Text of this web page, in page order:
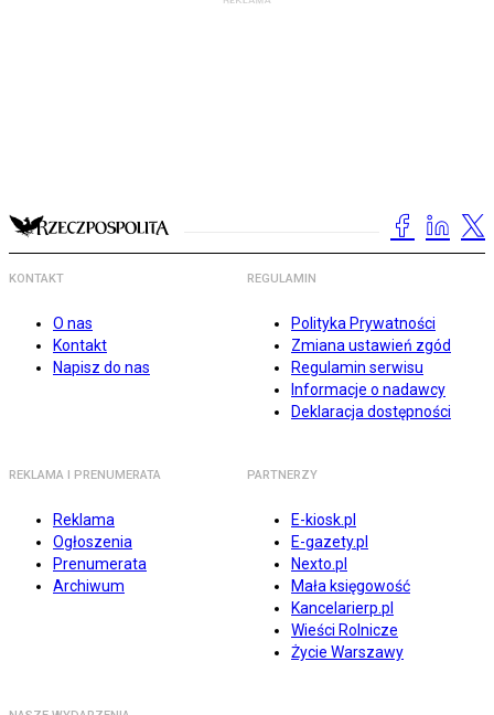
KONTAKT
O nas
Kontakt
Napisz do nas
REGULAMIN
Polityka Prywatności
Zmiana ustawień zgód
Regulamin serwisu
Informacje o nadawcy
Deklaracja dostępności
REKLAMA I PRENUMERATA
Reklama
Ogłoszenia
Prenumerata
Archiwum
PARTNERZY
E-kiosk.pl
E-gazety.pl
Nexto.pl
Mała księgowość
Kancelarierp.pl
Wieści Rolnicze
Życie Warszawy